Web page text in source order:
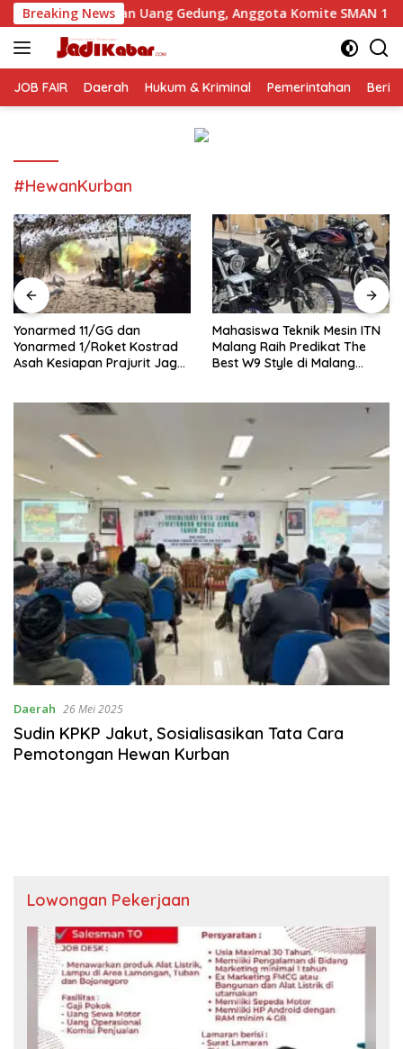
Langsung
ke
konten
Breaking News
Gedung, Anggota Komite SMAN 1 Tumpang ,Ketua
JOB FAIR Daerah Hukum & Kriminal Pemerintahan
#HewanKurban
Yonarmed 11/GG dan
Yonarmed 1/Roket Kostrad
Asah Kesiapan Prajurit Jaga
Mahasiswa Teknik Mesin ITN
Malang Raih Predikat The
Best W9 Style di Malang
Daerah 26 Mei 2025
Sudin KPKP Jakut, Sosialisasikan Tata Cara
Pemotongan Hewan Kurban
Lowongan Pekerjaan